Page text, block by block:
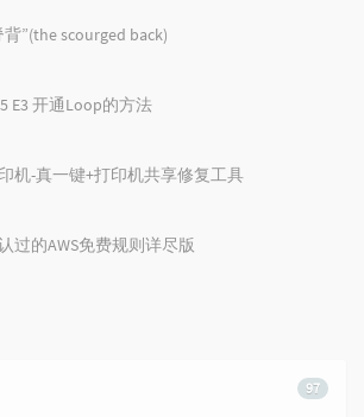
”(the scourged back)
E3 开通Loop的方法
机-真一键+打印机共享修复工具
过的AWS免费规则详尽版
97